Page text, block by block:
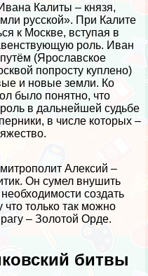
Калиты – князя,
русской». При Калите
к Москве, вступая в
роль. Иван
(Ярославское
попросту куплено)
и новые земли. Ко
было понятно, что
в дальнейшей судьбе
в числе которых –
Алексий –
Он сумел внушить
создать
что только так можно
– Золотой Орде.
битвы